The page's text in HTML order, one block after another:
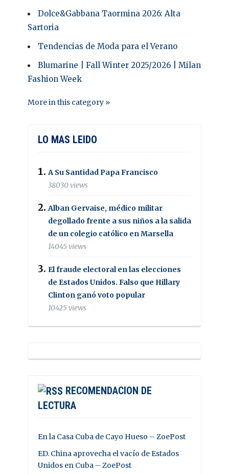
Dolce&Gabbana Taormina 2026: Alta
Sartoria
Tendencias de Moda para el Verano
Blumarine | Fall Winter 2025/2026 | Milan
Fashion Week
More in this category »
LO MAS LEIDO
A Su Santidad Papa Francisco
38030 views
Alban Gervaise, médico militar
degollado frente a sus niños a la salida
de un colegio católico en Marsella
14045 views
El fraude electoral en las elecciones
de Estados Unidos. Falso que Hillary
Clinton ganó voto popular
10425 views
RECOMENDACION DE
LECTURA
En la Casa Cuba de Cayo Hueso – ZoePost
ED. China aprovecha el vacío de Estados
Unidos en Cuba – ZoePost